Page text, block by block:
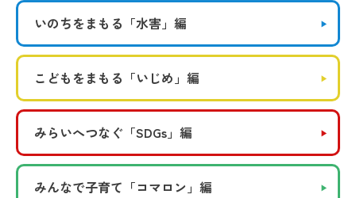
いのちをまもる 「水害」編
こどもをまもる 「いじめ」編
みらいへつなぐ 「SDGs」編
みんなで子育て 「コマロン」編